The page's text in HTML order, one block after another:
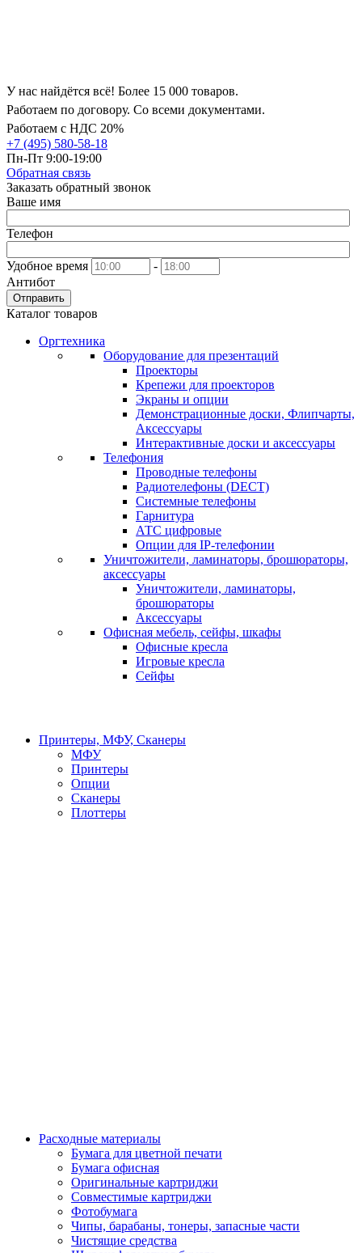
У нас найдётся всё! Более 15 000 товаров.
Работаем по договору. Со всеми документами.
Работаем с НДС 20%
+7 (495) 580-58-18
Пн-Пт 9:00-19:00
Обратная связь
Заказать обратный звонок
Ваше имя
Телефон
Удобное время
-
Антибот
Отправить
Каталог товаров
Оргтехника
Оборудование для презентаций
Проекторы
Крепежи для проекторов
Экраны и опции
Демонстрационные доски, Флипчарты,
Аксессуары
Интерактивные доски и аксессуары
Телефония
Проводные телефоны
Радиотелефоны (DECT)
Системные телефоны
Гарнитура
АТС цифровые
Опции для IP-телефонии
Уничтожители, ламинаторы, брошюраторы,
аксессуары
Уничтожители, ламинаторы,
брошюраторы
Аксессуары
Офисная мебель, сейфы, шкафы
Офисные кресла
Игровые кресла
Сейфы
Принтеры, МФУ, Сканеры
МФУ
Принтеры
Опции
Сканеры
Плоттеры
Расходные материалы
Бумага для цветной печати
Бумага офисная
Оригинальные картриджи
Совместимые картриджи
Фотобумага
Чипы, барабаны, тонеры, запасные части
Чистящие средства